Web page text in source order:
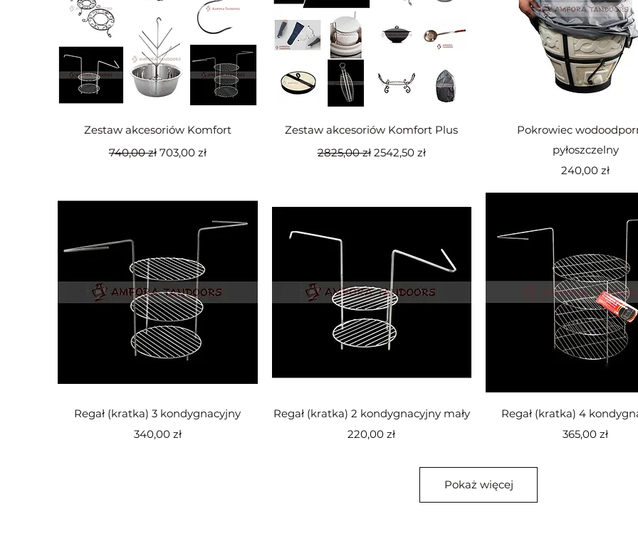
Podgląd
Zestaw akcesoriów Komfort
Regularna cena
740,00 zł Cena rabatowa
703,00 zł
Podgląd
Zestaw akcesoriów Komfort Plus
Regularna cena
2825,00 zł Cena rabatowa
2542,50 zł
Podgląd
Pokrowiec
pyłoszczelny
Cena
240,00 zł
Podgląd
Regał (kratka) 3 kondygnacyjny
Cena
340,00 zł
Podgląd
Regał (kratka) 2 kondygnacyjny mały
Cena
220,00 zł
Podgląd
Regał (kratka) 4
Cena
365,00 zł
Pokaż więcej